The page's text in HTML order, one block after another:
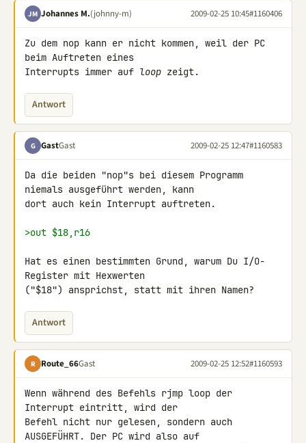
JM Johannes M.(johnny-m) 2009-02-25 10:45#1160406
Zu dem nop kann er nicht kommen, weil der PC
beim Auftreten eines
Interrupts immer auf loop zeigt.
Antwort
G GastGast 2009-02-25 12:47#1160583
Da die beiden "nop"s bei diesem Programm
niemals ausgeführt werden, kann
dort auch kein Interrupt auftreten.
>out $18,r16
Hat es einen bestimmten Grund, warum Du I/O-
Register mit Hexwerten
("$18") ansprichst, statt mit ihren Namen?
Antwort
R Route_66Gast 2009-02-25 12:52#1160593
Wenn während des Befehls rjmp loop der
Interrupt eintritt, wird der
Befehl nicht nur gelesen, sondern auch
AUSGEFÜHRT. Der PC wird also auf